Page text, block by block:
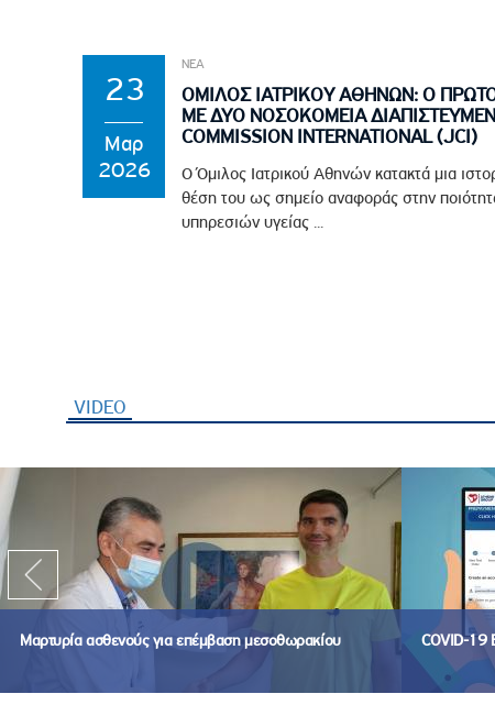
23
Μαρ
2026
ΝΕΑ
ΟΜΙΛΟΣ ΙΑΤΡΙΚΟΥ ΑΘΗΝΩΝ: Ο
ΜΕ ΔΥΟ ΝΟΣΟΚΟΜΕΙΑ
COMMISSION INTERNATIONAL (JCI)
Ο Όμιλος Ιατρικού Αθηνών κατακτά μια
θέση του ως σημείο αναφοράς στην
υπηρεσιών υγείας ...
VIDEO
Μαρτυρία ασθενούς για επέμβαση μεσοθωρακίου COVID-19